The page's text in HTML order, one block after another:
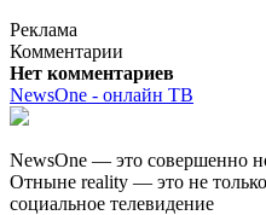
Реклама
Комментарии
Нет комментариев
NewsOne - онлайн ТВ
NewsOne — это совершенно
Отныне reality — это не
социальное телевидение